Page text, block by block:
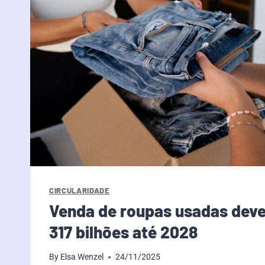
CIRCULARIDADE
Venda de roupas usadas
317 bilhões até 2028
By Elsa Wenzel 24/11/2025